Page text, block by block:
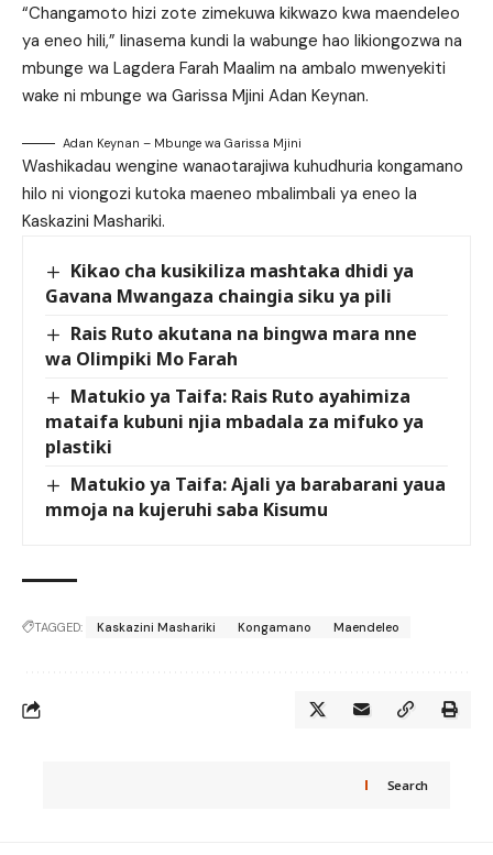
“Changamoto hizi zote zimekuwa kikwazo kwa maendeleo
ya eneo hili,” linasema kundi la wabunge hao likiongozwa na
mbunge wa Lagdera Farah Maalim na ambalo mwenyekiti
wake ni mbunge wa Garissa Mjini Adan Keynan.
Adan Keynan – Mbunge wa Garissa Mjini
Washikadau wengine wanaotarajiwa kuhudhuria kongamano
hilo ni viongozi kutoka maeneo mbalimbali ya eneo la
Kaskazini Mashariki.
Kikao cha kusikiliza mashtaka dhidi ya
Gavana Mwangaza chaingia siku ya pili
Rais Ruto akutana na bingwa mara nne
wa Olimpiki Mo Farah
Matukio ya Taifa: Rais Ruto ayahimiza
mataifa kubuni njia mbadala za mifuko ya
plastiki
Matukio ya Taifa: Ajali ya barabarani yaua
mmoja na kujeruhi saba Kisumu
TAGGED: Kaskazini Mashariki Kongamano Maendeleo
Search